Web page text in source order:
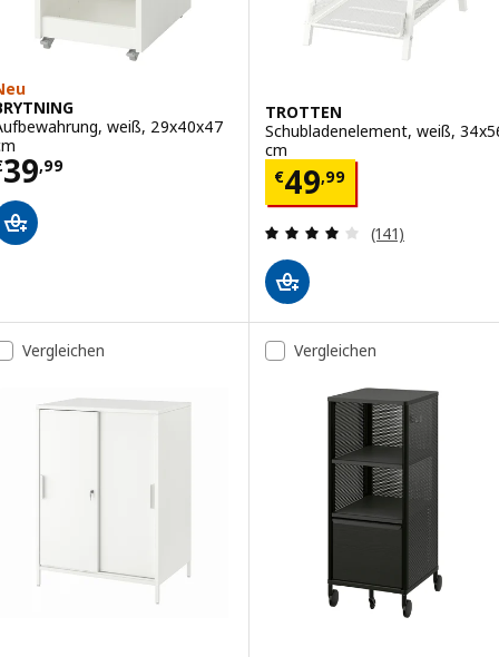
weiß, 29x40x47
39,99€ 39,99
TROTTEN
Schubladenelement, weiß,
cm
€49,99
Preis € 49,99
Überprüfung:
(141)
Vergleichen Vergleichen